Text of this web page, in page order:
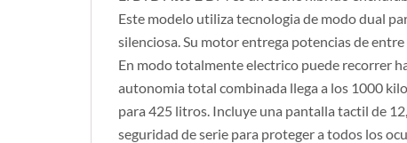
Este modelo utiliza tecnologia de modo dual
silenciosa. Su motor entrega potencias de
En modo totalmente electrico puede recorrer
autonomia total combinada llega a los 1000
para 425 litros. Incluye una pantalla tactil de
seguridad de serie para proteger a todos los